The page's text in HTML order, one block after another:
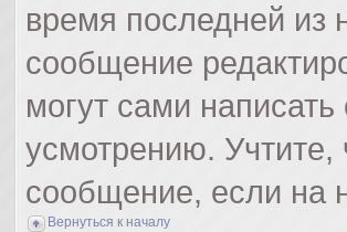
время последней из
сообщение
могут сами
усмотрению. Учтите,
сообщение, если на
Вернуться к началу